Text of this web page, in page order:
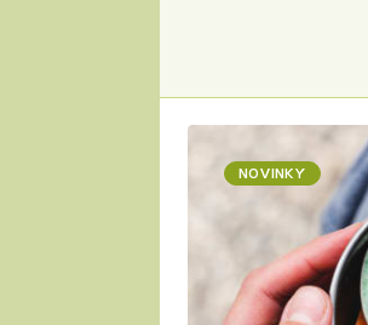
NOVINKY